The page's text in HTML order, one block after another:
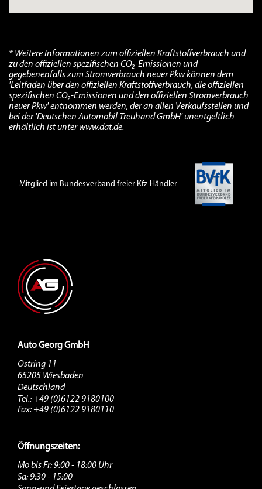
Auto Georg GmbH
Ostring 11
65205 Wiesbaden
Deutschland
Tel.: +49 (0)6122 9180100
Fax: +49 (0)6122 9180110
Öffnungszeiten:
Mo bis Fr: 9:00 - 18:00 Uhr
Sa: 9:30 - 15:00
* Weitere Informationen zum offiziellen Kraftstoffverbrauch und
zu den offiziellen spezifischen CO₂-Emissionen und
gegebenenfalls zum Stromverbrauch neuer Pkw können dem
'Leitfaden über den offiziellen Kraftstoffverbrauch, die offiziellen
spezifischen CO₂-Emissionen und den offiziellen Stromverbrauch
neuer Pkw' entnommen werden, der an allen Verkaufsstellen und
bei der 'Deutschen Automobil Treuhand GmbH' unentgeltlich
erhältlich ist unter www.dat.de.
Mitglied im Bundesverband freier Kfz-Händler